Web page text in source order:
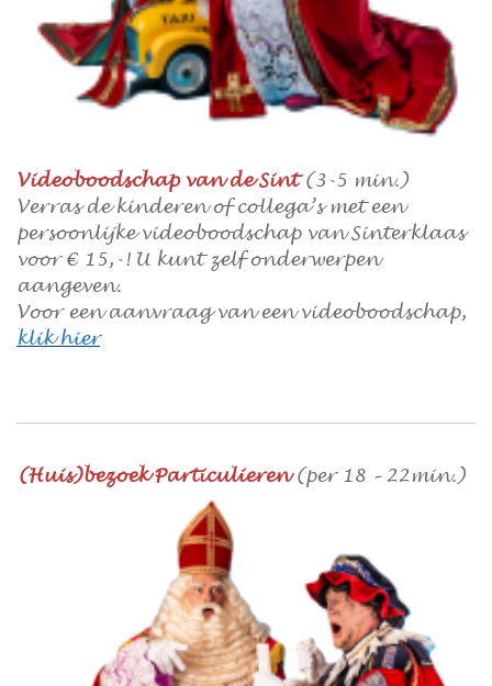
Videoboodschap van de Sint(3-5 min.)
Verras de kinderen of collega’s met een
persoonlijke videoboodschap van Sinterklaas
voor € 15,-! U kunt zelf onderwerpen
aangeven.
Voor een aanvraag van een videoboodschap,
klik hier
(Huis)bezoek Particulieren(per 18 – 22min.)